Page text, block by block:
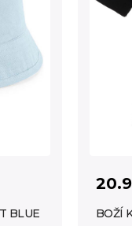
BLUE
BOŽÍ